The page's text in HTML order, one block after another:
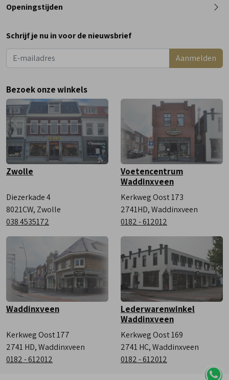
Openingstijden
Dinsdag
Woensdag
9:00 - 18:00
Vrijdag
Zaterdag
9:00 - 17:00
Schrijf je nu in voor de nieuwsbrief
Aanmelden
Bezoek onze winkels
Zwolle
Diezerkade 4
8021CW, Zwolle
038 4535172
Voetencentrum
Waddinxveen
Kerkweg Oost 173
2741HD, Waddinxveen
0182 - 612012
Waddinxveen
Kerkweg Oost 177
2741 HD, Waddinxveen
0182 - 612012
Lederwarenwinkel
Waddinxveen
Kerkweg Oost 169
2741 HC, Waddinxveen
0182 - 612012